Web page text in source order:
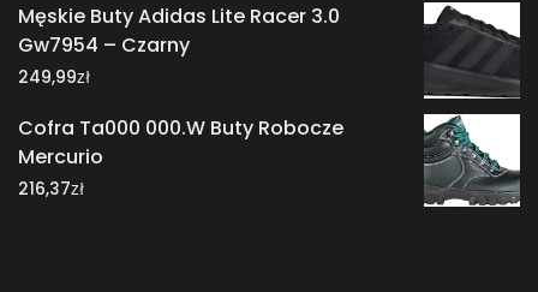
Męskie Buty Adidas Lite Racer 3.0
Gw7954 – Czarny
249,99zł
Cofra Ta000 000.W Buty Robocze
Mercurio
216,37zł